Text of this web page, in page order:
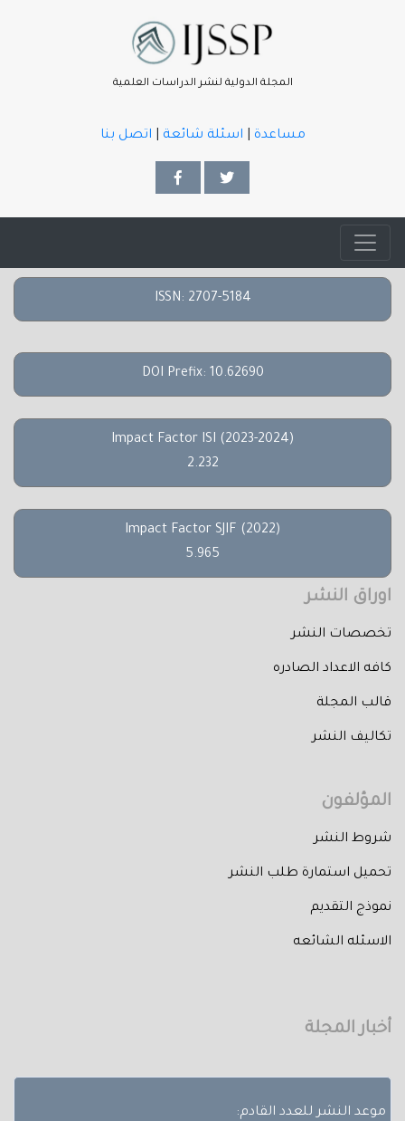
المجلة الدولية لنشر الدراسات العلمية
مساعدة اسئلة شائعة اتصل بنا
ISSN: 2707-5184
DOI Prefix: 10.62690
Impact Factor ISI (2023-2024)
2.232
Impact Factor SJIF (2022)
5.965
اوراق النشر
تخصصات النشر
كافه الاعداد الصادره
قالب المجلة
تكاليف النشر
المؤلفون
شروط النشر
تحميل استمارة طلب النشر
نموذج التقديم
الاسئله الشائعه
أخبار المجلة
موعد النشر للعدد القادم: